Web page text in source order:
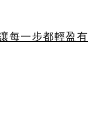
每一步都輕盈有